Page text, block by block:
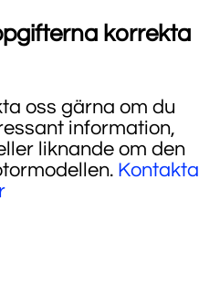
korrekta
oss gärna om du
information,
liknande om den
Kontakta